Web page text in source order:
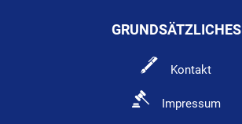
GRUNDSÄTZLICHES
Kontakt
Impressum